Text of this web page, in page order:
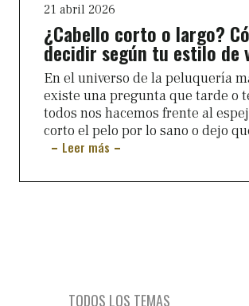
21 abril 2026
¿Cabello corto o largo?
decidir según tu estilo de
En el universo de la peluquería
existe una pregunta que tarde o
todos nos hacemos frente al
corto el pelo por lo sano o dejo
Leer más
TODOS LOS TEMAS